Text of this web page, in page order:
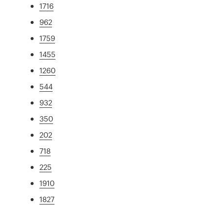
1716
962
1759
1455
1260
544
932
350
202
718
225
1910
1827